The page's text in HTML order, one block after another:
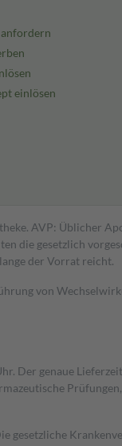
einlösen
AVP: Üblicher
gesetzlich
der Vorrat reicht.
von
Der genaue